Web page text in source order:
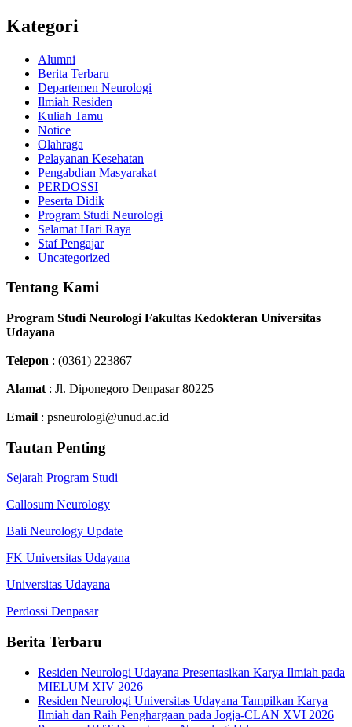
Kategori
Alumni
Berita Terbaru
Departemen Neurologi
Ilmiah Residen
Kuliah Tamu
Notice
Olahraga
Pelayanan Kesehatan
Pengabdian Masyarakat
PERDOSSI
Peserta Didik
Program Studi Neurologi
Selamat Hari Raya
Staf Pengajar
Uncategorized
Tentang Kami
Program Studi Neurologi Fakultas Kedokteran Universitas
Udayana
Telepon : (0361) 223867
Alamat : Jl. Diponegoro Denpasar 80225
Email : psneurologi@unud.ac.id
Tautan Penting
Sejarah Program Studi
Callosum Neurology
Bali Neurology Update
FK Universitas Udayana
Universitas Udayana
Perdossi Denpasar
Berita Terbaru
Residen Neurologi Udayana Presentasikan Karya Ilmiah pada
MIELUM XIV 2026
Residen Neurologi Universitas Udayana Tampilkan Karya
Ilmiah dan Raih Penghargaan pada Jogja-CLAN XVI 2026